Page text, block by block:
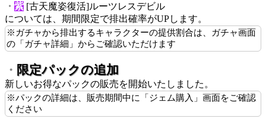
・ 紫 [古天魔姿復活]ルーツレスデビル
については、期間限定で排出確率がUPします。
※ガチャから排出するキャラクターの提供割合は、ガチャ画面
の「ガチャ詳細」からご確認いただけます
・ 限定パックの追加
新しいお得なパックの販売を開始いたしました。
※パックの詳細は、販売期間中に「ジェム購入」画面をご確認
ください